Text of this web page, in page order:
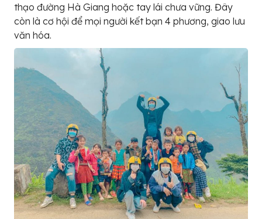
thạo đường Hà Giang hoặc tay lái chưa vững. Đây
còn là cơ hội để mọi người kết bạn 4 phương, giao lưu
văn hóa.